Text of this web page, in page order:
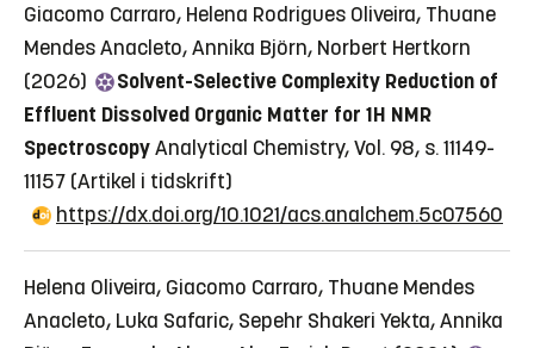
Giacomo Carraro, Helena Rodrigues Oliveira, Thuane
Mendes Anacleto, Annika Björn, Norbert Hertkorn
(2026)
Solvent-Selective Complexity Reduction of
Effluent Dissolved Organic Matter for 1H NMR
SpectroscopyAnalytical Chemistry, Vol. 98, s. 11149-
11157 (Artikel i tidskrift)
https://dx.doi.org/10.1021/acs.analchem.5c07560
Helena Oliveira, Giacomo Carraro, Thuane Mendes
Anacleto, Luka Safaric, Sepehr Shakeri Yekta, Annika